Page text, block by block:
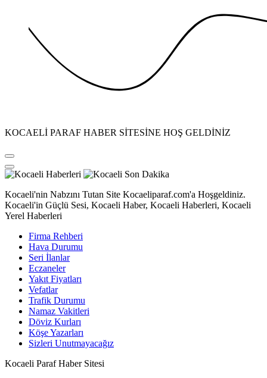
KOCAELİ PARAF HABER SİTESİNE HOŞ GELDİNİZ
Kocaeli'nin Nabzını Tutan Site Kocaeliparaf.com'a Hoşgeldiniz.
Kocaeli'in Güçlü Sesi, Kocaeli Haber, Kocaeli Haberleri, Kocaeli
Yerel Haberleri
Firma Rehberi
Hava Durumu
Seri İlanlar
Eczaneler
Yakıt Fiyatları
Vefatlar
Trafik Durumu
Namaz Vakitleri
Döviz Kurları
Köşe Yazarları
Sizleri Unutmayacağız
Kocaeli Paraf Haber Sitesi